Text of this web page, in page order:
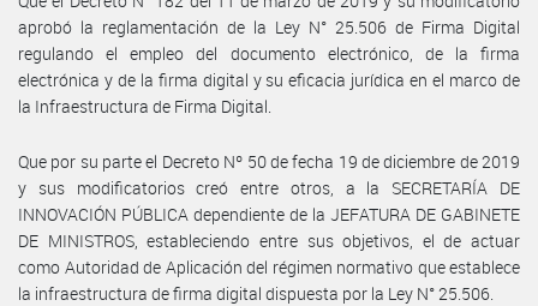
aprobó la reglamentación de la Ley N° 25.506 de Firma Digital
regulando el empleo del documento electrónico, de la firma
electrónica y de la firma digital y su eficacia jurídica en el marco de
la Infraestructura de Firma Digital.
Que por su parte el Decreto Nº 50 de fecha 19 de diciembre de 2019
y sus modificatorios creó entre otros, a la SECRETARÍA DE
INNOVACIÓN PÚBLICA dependiente de la JEFATURA DE GABINETE
DE MINISTROS, estableciendo entre sus objetivos, el de actuar
como Autoridad de Aplicación del régimen normativo que establece
la infraestructura de firma digital dispuesta por la Ley N° 25.506.